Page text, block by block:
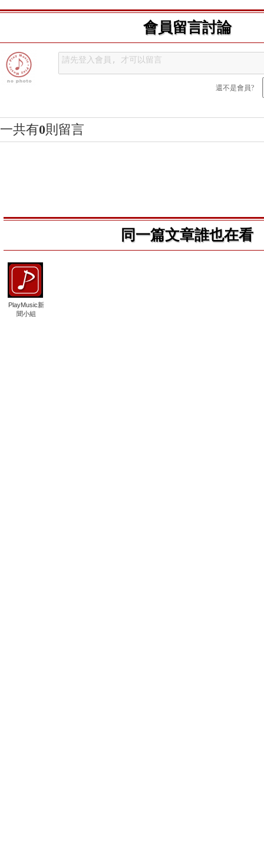
會員留言討論
還不是會員?
一共有0則留言
同一篇文章誰也在看
PlayMusic新
聞小組